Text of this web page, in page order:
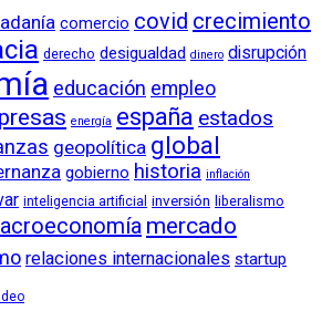
comercio covid crecimiento
derecho desigualdad dinero disrupción
educación empleo
energía españa estados
geopolítica global
gobierno historia inflación
inteligencia artificial inversión liberalismo
mercado
relaciones internacionales startup